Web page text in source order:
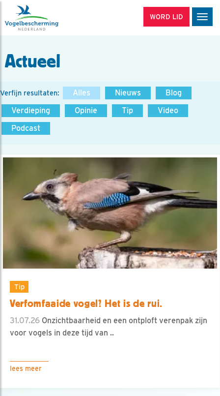
WORD LID
Actueel
Verfijn resultaten: Alles Nieuws
Blog
Verdieping
Opinie Tip
Video
Podcast
Tip
Verfomfaaide vogel? Het is de rui.
31.07.26 Onzichtbaarheid en een ontploft verenpak zijn
voor vogels in deze tijd van ..
lees meer